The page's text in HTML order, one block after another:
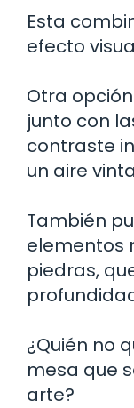
Esta
efecto
Otra
junto con
contraste
un aire
También
elementos
piedras,
¿Quién no
mesa que
arte?